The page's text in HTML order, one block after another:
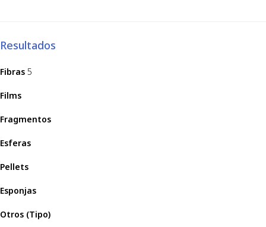
Resultados
Fibras 5
Films
Fragmentos
Esferas
Pellets
Esponjas
Otros (Tipo)